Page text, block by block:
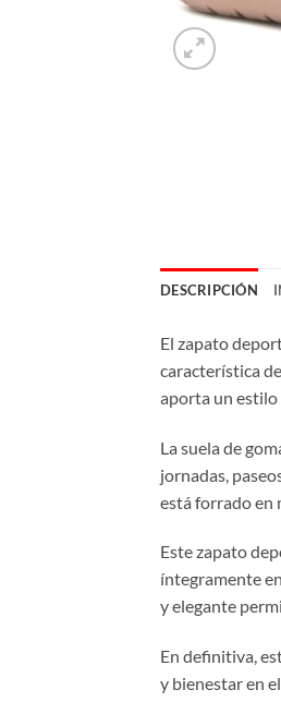
DESCRIPCIÓN
El zapato
característica
aporta un estilo
La suela de
jornadas,
está forrado en
Este zapato
íntegramente
y elegante
En definitiva,
y bienestar en